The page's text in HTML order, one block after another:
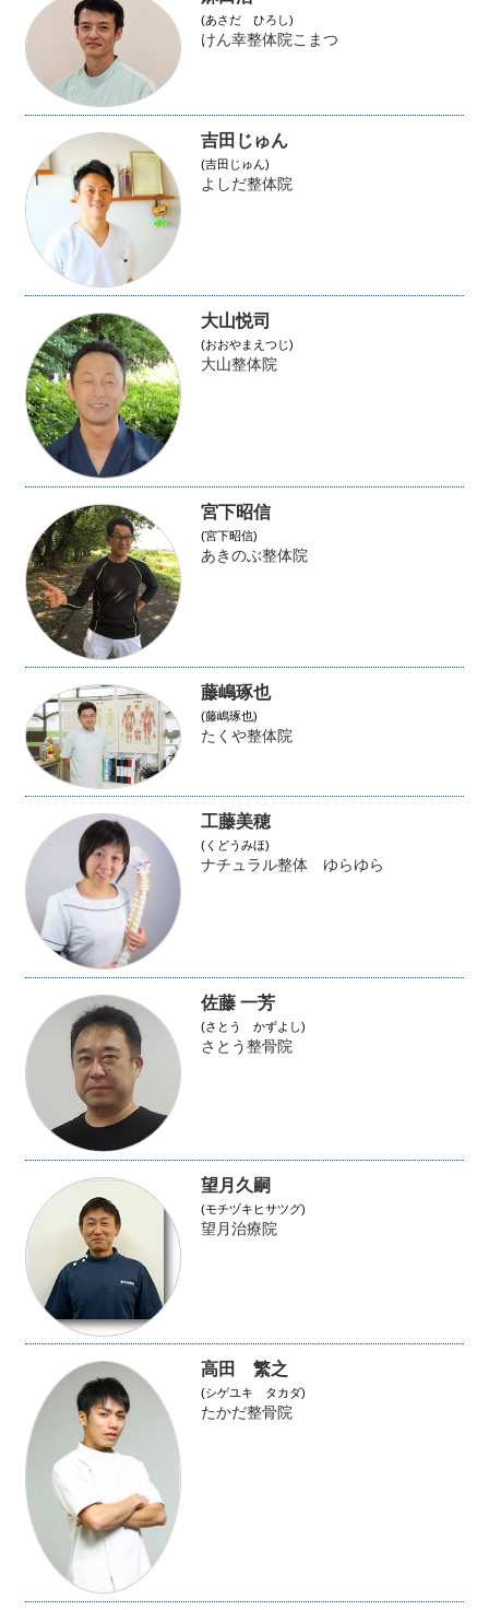
(あさだ ひろし)
けん幸整体院こまつ
吉田じゅん
(吉田じゅん)
よしだ整体院
大山悦司
(おおやまえつじ)
大山整体院
宮下昭信
(宮下昭信)
あきのぶ整体院
藤嶋琢也
(藤嶋琢也)
たくや整体院
工藤美穂
(くどうみほ)
ナチュラル整体 ゆらゆら
佐藤 一芳
(さとう かずよし)
さとう整骨院
望月久嗣
(モチヅキヒサツグ)
望月治療院
高田 繁之
(シゲユキ タカダ)
たかだ整骨院